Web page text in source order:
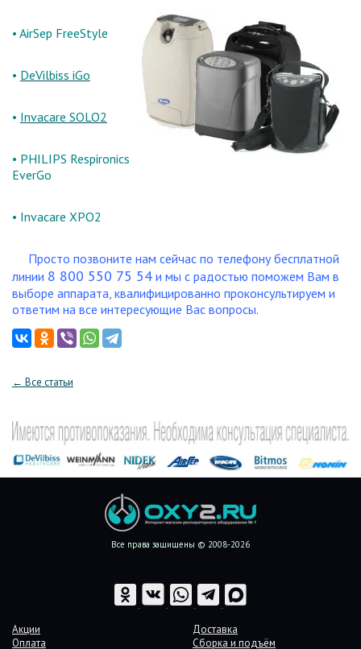
• AirSep FreeStyle
• DeVilbiss iGo
• Invacare SOLO2
• PHILIPS Respironics
EverGo
• Invacare XPO2
Просто позвоните нам сейчас по телефону бесплатной
линии 8 800 550 75 54 и мы с радостью поможем Вам в
выборе аппарата, квалифицированно проконсультируем и
ответим на все интересующие Вас вопросы.
← Все статьи
Все права защищены © 2008-2026
Акции
Доставка
Оплата
Сборка и подъём